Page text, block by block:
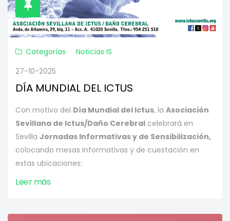
Categorías
Noticias IS
27-10-2025
DÍA MUNDIAL DEL ICTUS
Con motivo del Día Mundial del Ictus, la Asociación
Sevillana de Ictus/Daño Cerebral celebrará en
Sevilla Jornadas Informativas y de Sensibilización,
colocando mesas informativas y de cuestación en
estas ubicaciones:
Leer más